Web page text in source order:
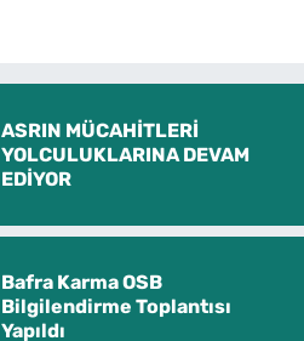
ASRIN MÜCAHİTLERİ
YOLCULUKLARINA DEVAM
EDİYOR
Bafra Karma OSB
Bilgilendirme Toplantısı
Yapıldı